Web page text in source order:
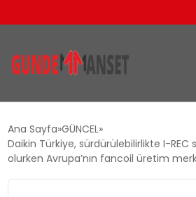
DÜNYA
Ana Sayfa GÜNCEL
Daikin Türkiye, sürdürülebilirlikte I-REC
olurken Avrupa’nın fancoil üretim